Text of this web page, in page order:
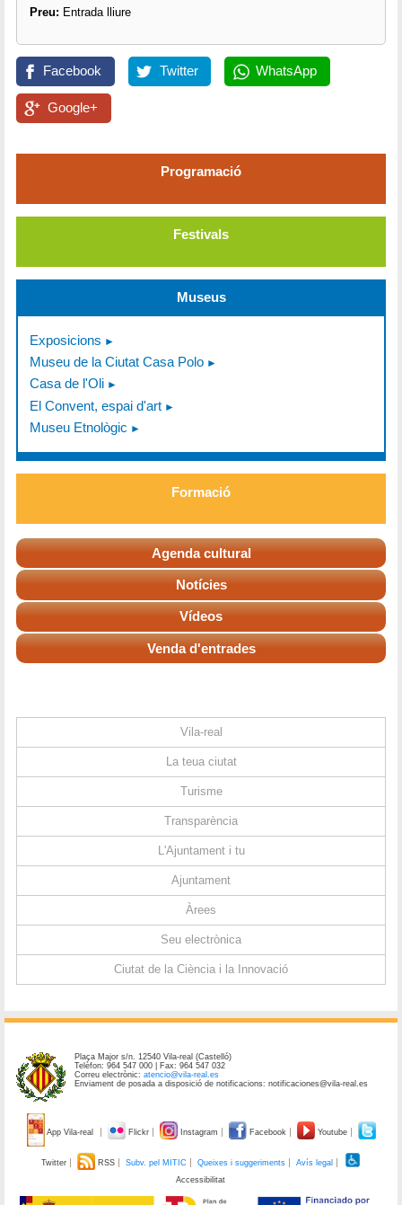
Preu: Entrada lliure
Facebook Twitter WhatsApp
Google+
Programació
Festivals
Museus
Exposicions
Museu de la Ciutat Casa Polo
Casa de l'Oli
El Convent, espai d'art
Museu Etnològic
Formació
Agenda cultural
Notícies
Vídeos
Venda d'entrades
Vila-real
La teua ciutat
Turisme
Transparència
L'Ajuntament i tu
Ajuntament
Àrees
Seu electrònica
Ciutat de la Ciència i la Innovació
Plaça Major s/n. 12540 Vila-real (Castelló)
Telèfon: 964 547 000 | Fax: 964 547 032
Correu electrònic:atencio@vila-real.es
Enviament de posada a disposició de notificacions: notificaciones@vila-real.es
App Vila-real Flickr Instagram Facebook Youtube
Twitter RSS Subv. pel MITIC Queixes i suggeriments
Avís legal
Accessibilitat